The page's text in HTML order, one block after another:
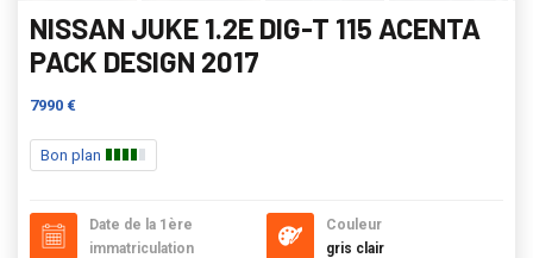
NISSAN JUKE 1.2E DIG-T 115 ACENTA
PACK DESIGN 2017
7990 €
Bon plan
Date de la 1ère
immatriculation
Couleur
gris clair